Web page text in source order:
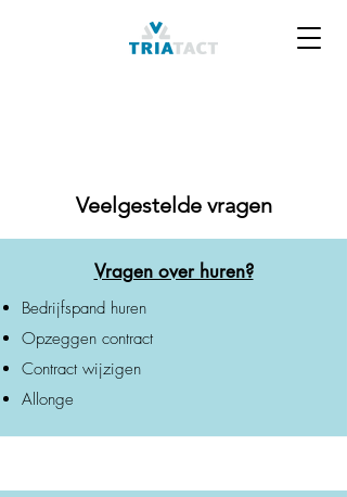
Veelgestelde vragen
Vragen over huren?
Bedrijfspand huren
Opzeggen contract
Contract wijzigen
Allonge